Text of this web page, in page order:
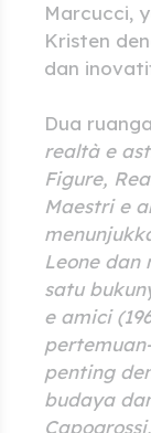
Marcucci,
Kristen
dan
Dua
realtà e
Figure,
Maestri e
Leone dan
satu
e amici
penting
budaya